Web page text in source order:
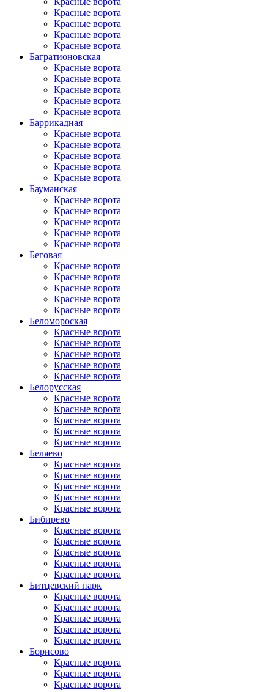
Красные ворота
Красные ворота
Красные ворота
Красные ворота
Багратионовская
Красные ворота
Красные ворота
Красные ворота
Красные ворота
Красные ворота
Баррикадная
Красные ворота
Красные ворота
Красные ворота
Красные ворота
Красные ворота
Бауманская
Красные ворота
Красные ворота
Красные ворота
Красные ворота
Красные ворота
Беговая
Красные ворота
Красные ворота
Красные ворота
Красные ворота
Красные ворота
Беломороская
Красные ворота
Красные ворота
Красные ворота
Красные ворота
Красные ворота
Белорусская
Красные ворота
Красные ворота
Красные ворота
Красные ворота
Красные ворота
Беляево
Красные ворота
Красные ворота
Красные ворота
Красные ворота
Красные ворота
Бибирево
Красные ворота
Красные ворота
Красные ворота
Красные ворота
Красные ворота
Битцевский парк
Красные ворота
Красные ворота
Красные ворота
Красные ворота
Красные ворота
Борисово
Красные ворота
Красные ворота
Красные ворота